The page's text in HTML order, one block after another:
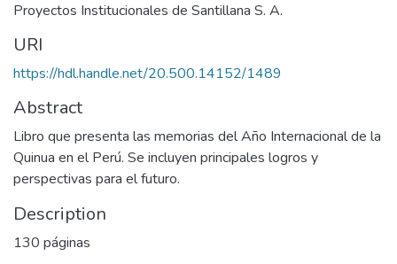
Proyectos Institucionales de Santillana S. A.
URI
https://hdl.handle.net/20.500.14152/1489
Abstract
Libro que presenta las memorias del Año Internacional de la
Quinua en el Perú. Se incluyen principales logros y
perspectivas para el futuro.
Description
130 páginas